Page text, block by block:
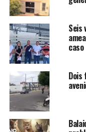
situação do Hospital
eles, desde o ano
no atendimento aos
plantonistas,
em procedimentos
reclamações
geral.
Em maio de 2012 foi
uma inspeção
Medicina do Ceará
Seis
caso